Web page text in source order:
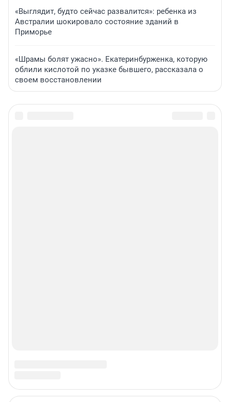
«Выглядит, будто сейчас развалится»: ребенка из
Австралии шокировало состояние зданий в
Приморье
«Шрамы болят ужасно». Екатеринбурженка, которую
облили кислотой по указке бывшего, рассказала о
своем восстановлении